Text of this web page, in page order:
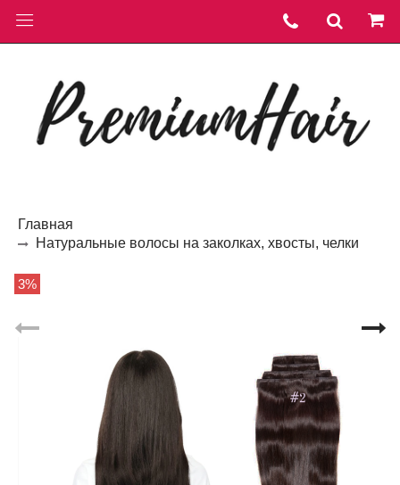
Главная
Натуральные волосы на заколках, хвосты, челки
3%